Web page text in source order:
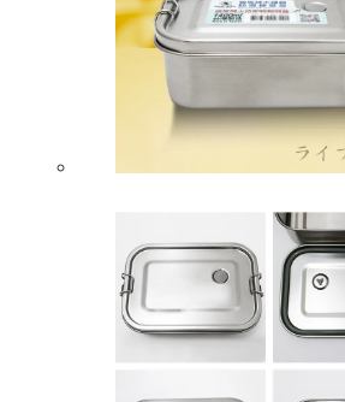
４．使用「AFTEE先享後付」時，將依據個別帳
請求用戶進行身份認證。
５．嚴禁一人註冊多個帳號或使用他人資訊註冊
恩沛科技股份有限公司將有權停止該用戶之使用
本島宅配1~2天後到
每筆NT$80，滿NT$490(含以上)免運費
每筆NT$150，滿NT$3,000(含以上)免運費